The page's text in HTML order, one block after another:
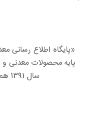
«پایگاه اطلاع رسانی
پایه محصولات معدنی و
سال ۱۳۹۱ همزمان با روز صنعت و معدن راه‌‌اندازی شد.